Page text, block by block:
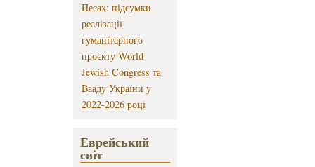
Песах: підсумки
реалізації
гуманітарного
проєкту World
Jewish Congress та
Вааду України у
2022-2026 році
Еврейський
світ